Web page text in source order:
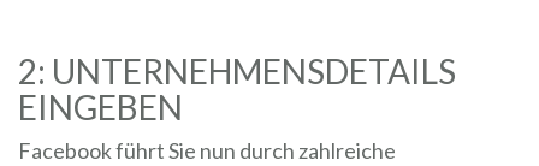
2: UNTERNEHMENSDETAILS
EINGEBEN
Facebook führt Sie nun durch zahlreiche